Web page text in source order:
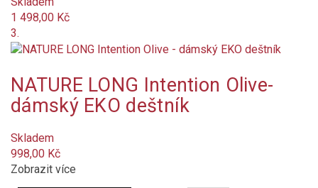
Barva
antracit
béžová
šedá
1 498,00 Kč
3.
NATURE LONG Intention Olive-
dámský EKO deštník
Skladem
998,00 Kč
Zobrazit více